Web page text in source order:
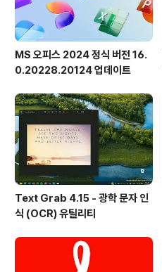
MS 오피스 2024 정식 버전 16.
0.20228.20124 업데이트
Text Grab 4.15 - 광학 문자 인
식 (OCR) 유틸리티